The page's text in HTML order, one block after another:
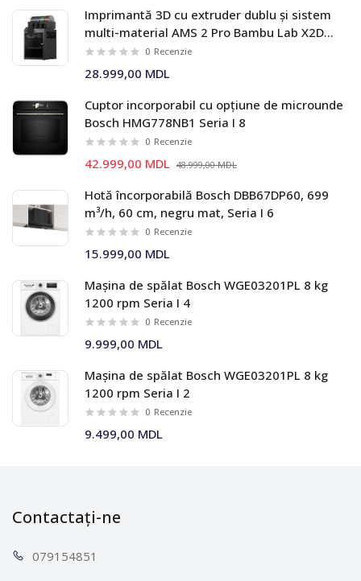
Imprimantă 3D cu extruder dublu și sistem
multi-material AMS 2 Pro Bambu Lab X2D
Combo
0 Recenzie
28.999,00 MDL
Cuptor incorporabil cu opțiune de microunde
Bosch HMG778NB1 Seria I 8
0 Recenzie
42.999,00 MDL 48.999,00 MDL
Hotă încorporabilă Bosch DBB67DP60, 699
m³/h, 60 cm, negru mat, Seria I 6
0 Recenzie
15.999,00 MDL
Mașina de spălat Bosch WGE03201PL 8 kg
1200 rpm Seria I 4
0 Recenzie
9.999,00 MDL
Mașina de spălat Bosch WGE03201PL 8 kg
1200 rpm Seria I 2
0 Recenzie
9.499,00 MDL
Contactați-ne
0791 54851